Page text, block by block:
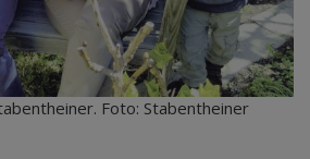
Foto: Stabentheiner